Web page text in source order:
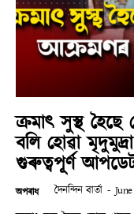
ক্ৰমাৎ সুস্থ
বলি হোৱা
গুৰুত্বপূৰ্ণ
অপৰাধ দৈনন্দিন বাৰ্তা -